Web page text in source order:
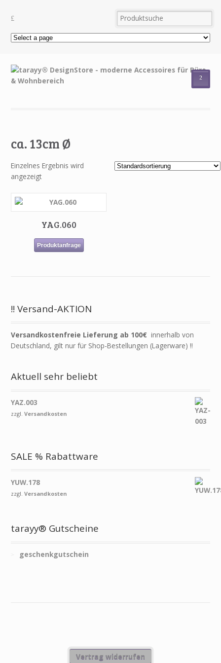
²
ca. 13cm Ø
Einzelnes Ergebnis wird
angezeigt
YAG.060
Produktanfrage
!! Versand-AKTION
Versandkostenfreie Lieferung ab 100€ innerhalb von
Deutschland, gilt nur für Shop-Bestellungen (Lagerware) !!
Aktuell sehr beliebt
YAZ.003
zzgl.Versandkosten
SALE % Rabattware
YUW.178
zzgl.Versandkosten
tarayy® Gutscheine
geschenkgutschein
Vertrag widerrufen